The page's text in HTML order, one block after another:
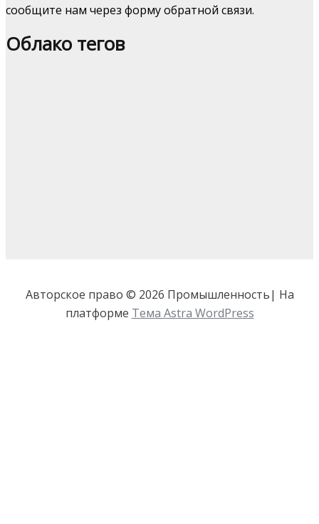
сообщите нам через форму обратной связи.
Облако тегов
Авторское право © 2026 Промышленность| На
платформе Тема Astra WordPress